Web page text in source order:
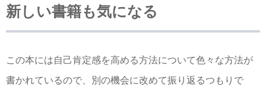
新しい書籍も気になる
この本には自己肯定感を高める方法について色々な方法が
書かれているので、別の機会に改めて振り返るつもりで